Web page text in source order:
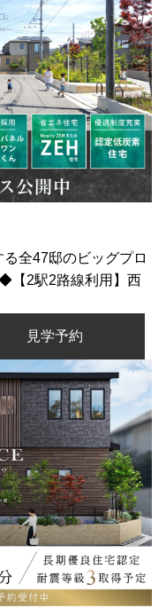
る全47邸のビッグプロ
【2駅2路線利用】西
見学予約